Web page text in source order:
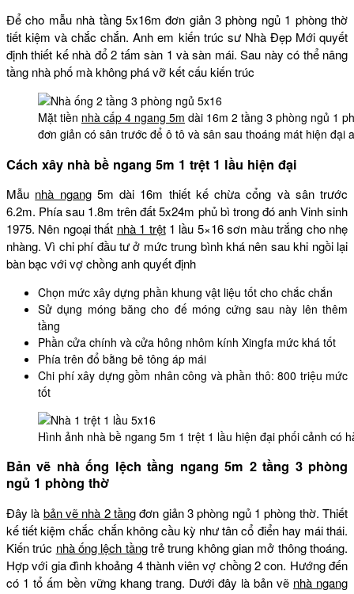
Để cho mẫu nhà tầng 5x16m đơn giản 3 phòng ngủ 1 phòng thờ
tiết kiệm và chắc chắn. Anh em kiến trúc sư Nhà Đẹp Mới quyết
định thiết kế nhà đổ 2 tấm sàn 1 và sàn mái. Sau này có thể nâng
tầng nhà phố mà không phá vỡ kết cấu kiến trúc
Mặt tiền nhà cấp 4 ngang 5m dài 16m 2 tầng 3 phòng ngủ 1
đơn giản có sân trước để ô tô và sân sau thoáng mát hiện đại
Cách xây nhà bề ngang 5m 1 trệt 1 lầu hiện đại
Mẫu nhà ngang5m dài 16m thiết kế chừa cổng và sân trước
6.2m. Phía sau 1.8m trên đất 5x24m phủ bì trong đó anh Vinh sinh
1975. Nên ngoại thất nhà 1 trệt1 lầu 5×16 sơn màu trắng cho nhẹ
nhàng. Vì chi phí đầu tư ở mức trung bình khá nên sau khi ngồi lại
bàn bạc với vợ chồng anh quyết định
Chọn mức xây dựng phần khung vật liệu tốt cho chắc chắn
Sử dụng móng băng cho đế móng cứng sau này lên thêm
tầng
Phần cửa chính và cửa hông nhôm kính Xingfa mức khá tốt
Phía trên đổ bằng bê tông áp mái
Chi phí xây dựng gồm nhân công và phần thô: 800 triệu mức
tốt
Hình ảnh nhà bề ngang 5m 1 trệt 1 lầu hiện đại phối cảnh có
Bản vẽ nhà ống lệch tầng ngang 5m 2 tầng 3 phòng
ngủ 1 phòng thờ
Đây là bản vẽ nhà 2 tầngđơn giản 3 phòng ngủ 1 phòng thờ. Thiết
kế tiết kiệm chắc chắn không cầu kỳ như tân cổ điển hay mái thái.
Kiến trúc nhà ống lệch tầngtrẻ trung không gian mở thông thoáng.
Hợp với gia đình khoảng 4 thành viên vợ chồng 2 con. Hướng đến
có 1 tổ ấm bền vững khang trang. Dưới đây là bản vẽ nhà ngang